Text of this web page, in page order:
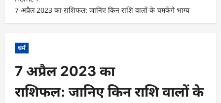
7 अप्रैल 2023 का राशिफल: जानिए किन राशि वालों के चमकेंगे भाग्य
धर्म
7 अप्रैल 2023 का
राशिफल: जानिए किन राशि वालों के